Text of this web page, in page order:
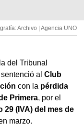
Archivo | Agencia UNO
del Tribunal
al Club
con la pérdida
Primera, por el
29 (IVA) del mes de
marzo.